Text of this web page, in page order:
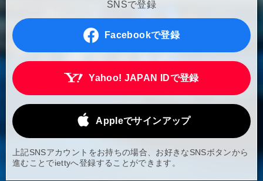
SNSで登録
Facebookで登録
Yahoo! JAPAN IDで登録
Appleでサインアップ
上記SNSアカウントをお持ちの場合、お好きなSNSボタンから
進むことでiettyへ登録することができます。